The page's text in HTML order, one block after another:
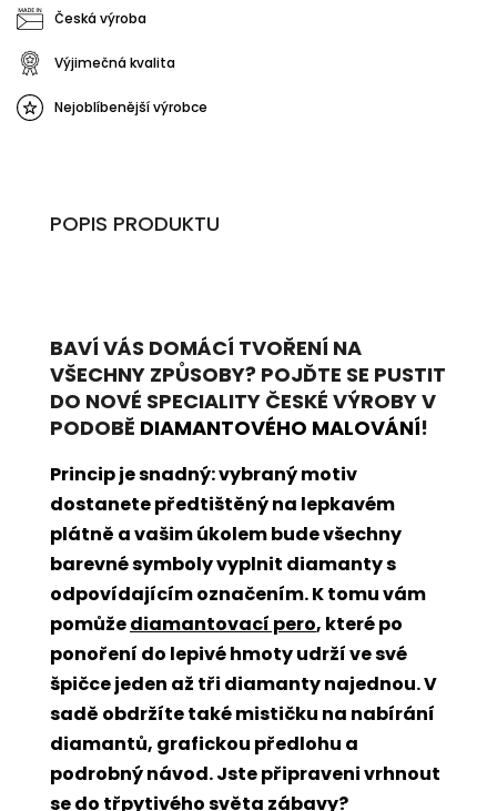
Česká výroba
Výjimečná kvalita
Nejoblíbenější výrobce
POPIS PRODUKTU
BAVÍ VÁS DOMÁCÍ TVOŘENÍ NA
VŠECHNY ZPŮSOBY? POJĎTE SE PUSTIT
DO NOVÉ SPECIALITY ČESKÉ VÝROBY V
PODOBĚ DIAMANTOVÉHO MALOVÁNÍ!
Princip je snadný: vybraný motiv
dostanete předtištěný na lepkavém
plátně a vašim úkolem bude všechny
barevné symboly vyplnit diamanty s
odpovídajícím označením. K tomu vám
pomůžediamantovací pero, které po
ponoření do lepivé hmoty udrží ve své
špičce jeden až tři diamanty najednou. V
sadě obdržíte také mističku na nabírání
diamantů, grafickou předlohu a
podrobný návod. Jste připraveni vrhnout
se do třpytivého světa zábavy?